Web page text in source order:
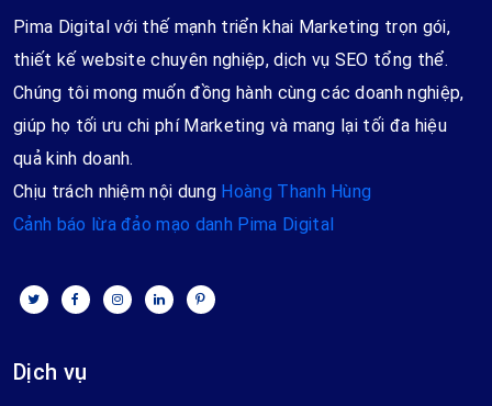
Pima Digital với thế mạnh triển khai Marketing trọn gói,
thiết kế website chuyên nghiệp, dịch vụ SEO tổng thể.
Chúng tôi mong muốn đồng hành cùng các doanh nghiệp,
giúp họ tối ưu chi phí Marketing và mang lại tối đa hiệu
quả kinh doanh.
Chịu trách nhiệm nội dung Hoàng Thanh Hùng
Cảnh báo lừa đảo mạo danh Pima Digital
Dịch vụ